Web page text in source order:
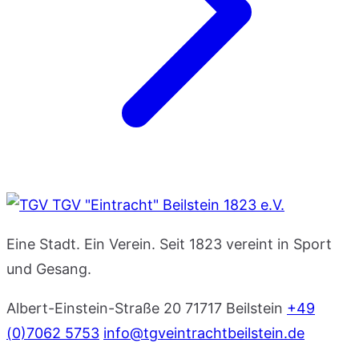
TGV "Eintracht" Beilstein 1823 e.V.
Eine Stadt. Ein Verein. Seit 1823 vereint in Sport
und Gesang.
Albert-Einstein-Straße 20 71717 Beilstein +49
(0)7062 5753 info@tgveintrachtbeilstein.de